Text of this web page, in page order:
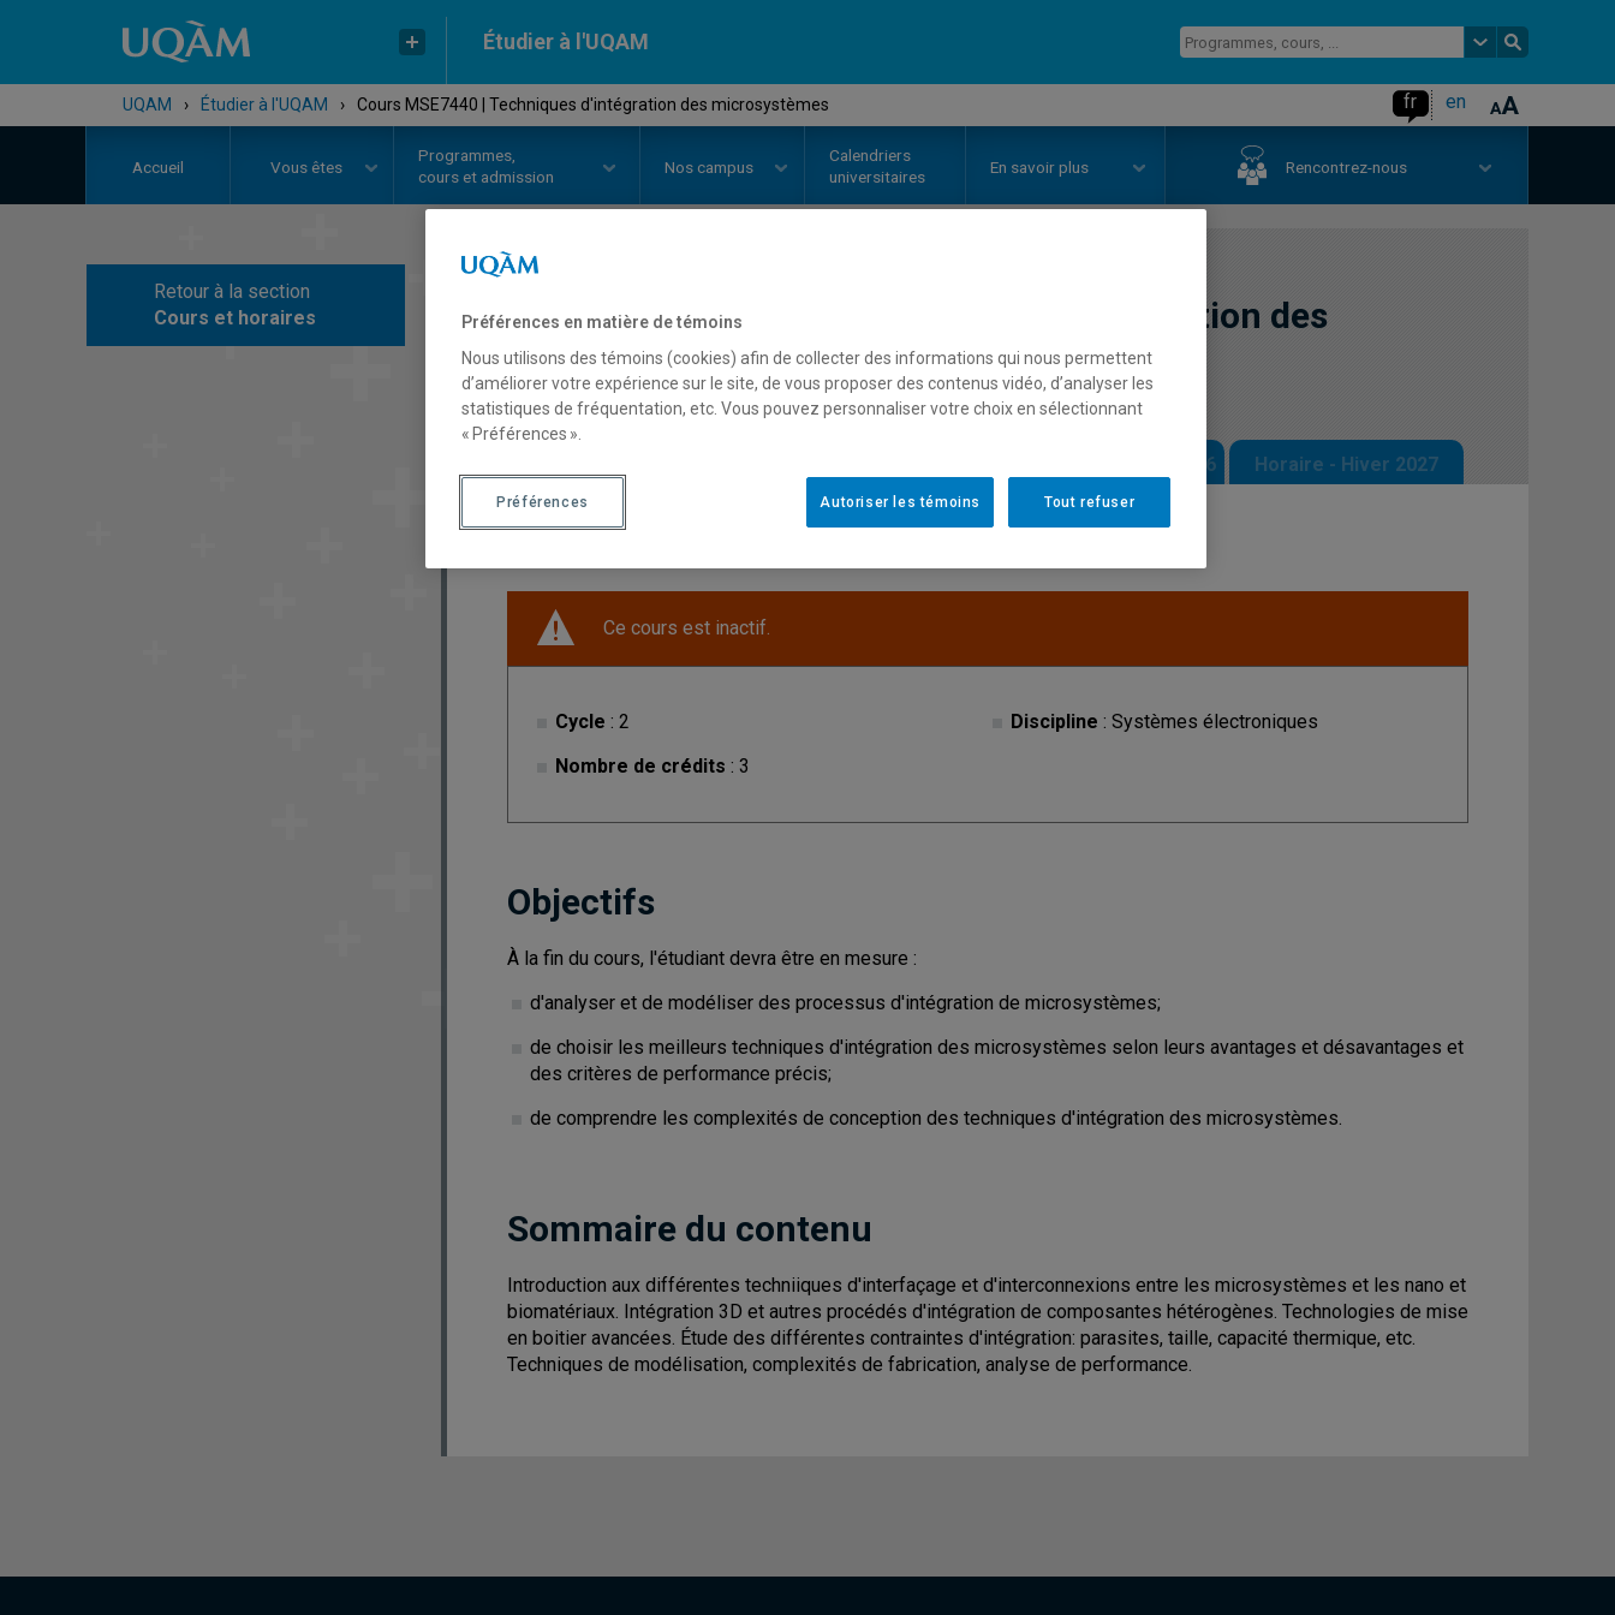
Étudier à l'UQAM
UQAM › Étudier à l'UQAM › Cours MSE7440 | Techniques d'intégration des microsystèmes fr en
Accueil Vous êtes
Programmes,
cours et admission
Nos campus
Calendriers
universitaires
En savoir plus Rencontrez-nous
Retour à la section
Cours et horaires
COURS// MSE7440
Techniques d'intégration des
microsystèmes
Horaire - Automne 2026 Horaire - Hiver 2027
Ce cours est inactif.
Cycle : 2
Nombre de crédits : 3
Discipline : Systèmes électroniques
Objectifs
À la fin du cours, l'étudiant devra être en mesure :
d'analyser et de modéliser des processus d'intégration de microsystèmes;
de choisir les meilleurs techniques d'intégration des microsystèmes selon leurs avantages et désavantages et
des critères de performance précis;
de comprendre les complexités de conception des techniques d'intégration des microsystèmes.
Sommaire du contenu
Introduction aux différentes techniiques d'interfaçage et d'interconnexions entre les microsystèmes et les nano et
biomatériaux. Intégration 3D et autres procédés d'intégration de composantes hétérogènes. Technologies de mise
en boitier avancées. Étude des différentes contraintes d'intégration: parasites, taille, capacité thermique, etc.
Techniques de modélisation, complexités de fabrication, analyse de performance.
Préférences en matière de témoins
Nous utilisons des témoins (cookies) afin de collecter des informations qui nous permettent
d’améliorer votre expérience sur le site, de vous proposer des contenus vidéo, d’analyser les
statistiques de fréquentation, etc. Vous pouvez personnaliser votre choix en sélectionnant
« Préférences ».
Tout refuser
Autoriser les témoins
Préférences